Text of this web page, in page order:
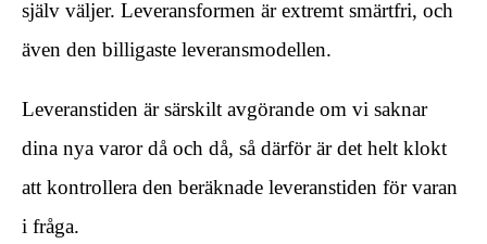
själv väljer. Leveransformen är extremt smärtfri, och
även den billigaste leveransmodellen.
Leveranstiden är särskilt avgörande om vi saknar
dina nya varor då och då, så därför är det helt klokt
att kontrollera den beräknade leveranstiden för varan
i fråga.